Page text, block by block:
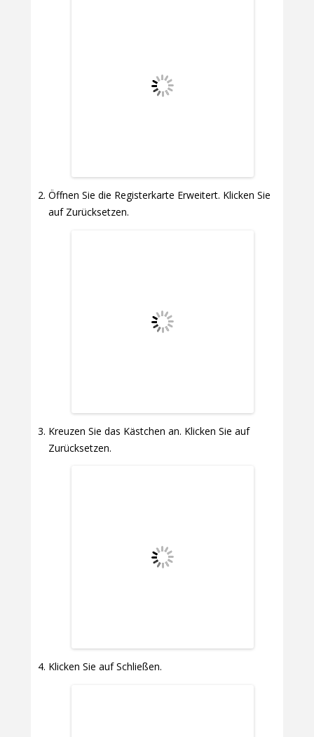
Öffnen Sie die Registerkarte Erweitert. Klicken Sie
auf Zurücksetzen.
Kreuzen Sie das Kästchen an. Klicken Sie auf
Zurücksetzen.
Klicken Sie auf Schließen.